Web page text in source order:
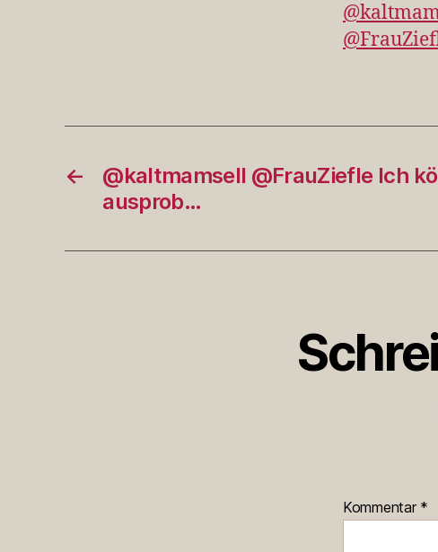
←
@kaltmamsell @FrauZiefle Ich
ausprob…
Kommentar *